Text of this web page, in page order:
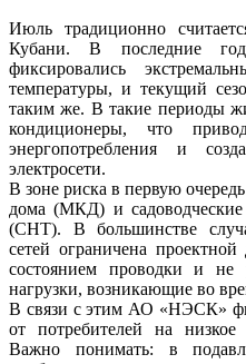
Июль традиционно
Кубани. В последние
фиксировались
температуры, и текущий
таким же. В такие периоды
кондиционеры, что
энергопотребления и
электросети.
В зоне риска в первую
дома (МКД) и садоводческие
(СНТ). В большинстве
сетей ограничена
состоянием проводки и не
нагрузки, возникающие во
В связи с этим АО «НЭСК»
от потребителей на
Важно понимать: в